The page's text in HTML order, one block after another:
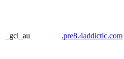
_gcl_au .pre8.4addictic.com